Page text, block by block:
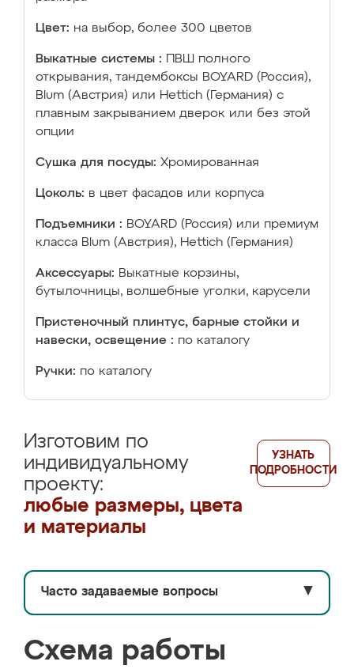
Цвет: на выбор, более 300 цветов
Выкатные системы :
ПВШ полного
открывания, тандембоксы BOYARD (Россия),
Blum (Австрия) или Hettich (Германия) с
плавным закрыванием дверок или без этой
опции
Сушка для посуды: Хромированная
Цоколь: в цвет фасадов или корпуса
Подъемники : BOYARD (Россия) или премиум
класса Blum (Австрия), Hettich (Германия)
Аксессуары: Выкатные корзины,
бутылочницы, волшебные уголки, карусели
Пристеночный плинтус, барные стойки и
навески, освещение : по каталогу
Ручки: по каталогу
Изготовим по
индивидуальному
проекту:
любые размеры, цвета
и материалы
УЗНАТЬ
ПОДРОБНОСТИ
Часто задаваемые вопросы ▼
Схема работы